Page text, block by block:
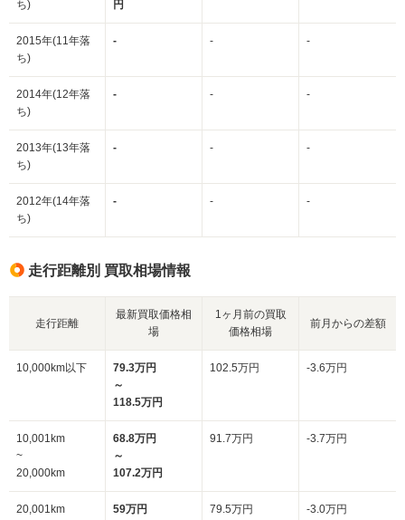
ち)
円
2015年(11年落
ち)
- - -
2014年(12年落
ち)
- - -
2013年(13年落
ち)
- - -
2012年(14年落
ち)
- - -
走行距離別 買取相場情報
走行距離
最新買取価格相
場
1ヶ月前の買取
価格相場
前月からの差額
10,000km以下
79.3万円
～
118.5万円
102.5万円 -3.6万円
10,001km
~
20,000km
68.8万円
～
107.2万円
91.7万円 -3.7万円
20,001km 59万円 79.5万円 -3.0万円